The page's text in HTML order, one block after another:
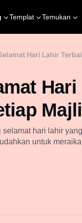
Templat Temukan
Hari Lahir
hari lahir
untuk